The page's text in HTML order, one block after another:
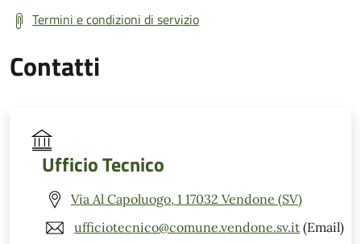
Termini e condizioni di servizio
Contatti
Ufficio Tecnico
Via Al Capoluogo, 1 17032 Vendone (SV)
ufficiotecnico@comune.vendone.sv.it (Email)